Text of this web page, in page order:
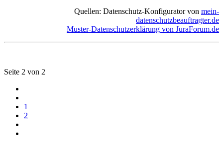
Quellen: Datenschutz-Konfigurator von mein-
datenschutzbeauftragter.de
Muster-Datenschutzerklärung von JuraForum.de
Seite 2 von 2
1
2